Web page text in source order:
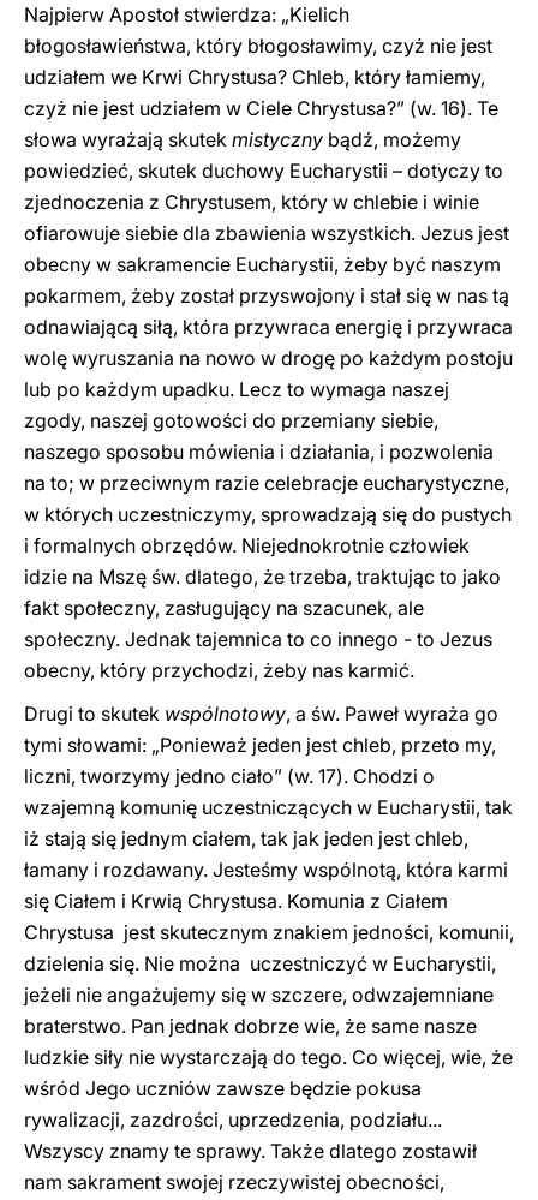
Najpierw Apostoł stwierdza: „Kielich
błogosławieństwa, który błogosławimy, czyż nie jest
udziałem we Krwi Chrystusa? Chleb, który łamiemy,
czyż nie jest udziałem w Ciele Chrystusa?” (w. 16). Te
słowa wyrażają skutek mistyczny bądź, możemy
powiedzieć, skutek duchowy Eucharystii – dotyczy to
zjednoczenia z Chrystusem, który w chlebie i winie
ofiarowuje siebie dla zbawienia wszystkich. Jezus jest
obecny w sakramencie Eucharystii, żeby być naszym
pokarmem, żeby został przyswojony i stał się w nas tą
odnawiającą siłą, która przywraca energię i przywraca
wolę wyruszania na nowo w drogę po każdym postoju
lub po każdym upadku. Lecz to wymaga naszej
zgody, naszej gotowości do przemiany siebie,
naszego sposobu mówienia i działania, i pozwolenia
na to; w przeciwnym razie celebracje eucharystyczne,
w których uczestniczymy, sprowadzają się do pustych
i formalnych obrzędów. Niejednokrotnie człowiek
idzie na Mszę św. dlatego, że trzeba, traktując to jako
fakt społeczny, zasługujący na szacunek, ale
społeczny. Jednak tajemnica to co innego - to Jezus
obecny, który przychodzi, żeby nas karmić.
Drugi to skutek wspólnotowy, a św. Paweł wyraża go
tymi słowami: „Ponieważ jeden jest chleb, przeto my,
liczni, tworzymy jedno ciało” (w. 17). Chodzi o
wzajemną komunię uczestniczących w Eucharystii, tak
iż stają się jednym ciałem, tak jak jeden jest chleb,
łamany i rozdawany. Jesteśmy wspólnotą, która karmi
się Ciałem i Krwią Chrystusa. Komunia z Ciałem
Chrystusa jest skutecznym znakiem jedności, komunii,
dzielenia się. Nie można uczestniczyć w Eucharystii,
jeżeli nie angażujemy się w szczere, odwzajemniane
braterstwo. Pan jednak dobrze wie, że same nasze
ludzkie siły nie wystarczają do tego. Co więcej, wie, że
wśród Jego uczniów zawsze będzie pokusa
rywalizacji, zazdrości, uprzedzenia, podziału...
Wszyscy znamy te sprawy. Także dlatego zostawił
nam sakrament swojej rzeczywistej obecności,